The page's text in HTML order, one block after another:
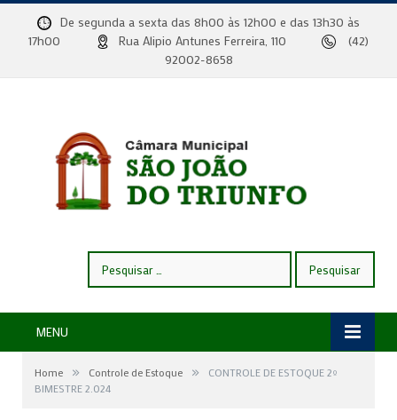
De segunda a sexta das 8h00 às 12h00 e das 13h30 às
17h00
Rua Alipio Antunes Ferreira, 110
(42)
92002-8658
por:
MENU
Home » Controle de Estoque »
CONTROLE DE ESTOQUE 2º
BIMESTRE 2.024